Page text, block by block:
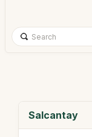
Salcantay